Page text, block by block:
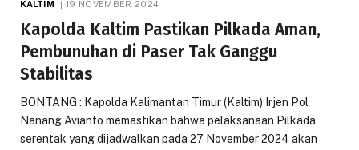
KALTIM 19 NOVEMBER 2024
Kapolda Kaltim Pastikan Pilkada Aman,
Pembunuhan di Paser Tak Ganggu
Stabilitas
BONTANG : Kapolda Kalimantan Timur (Kaltim) Irjen Pol
Nanang Avianto memastikan bahwa pelaksanaan Pilkada
serentak yang dijadwalkan pada 27 November 2024 akan